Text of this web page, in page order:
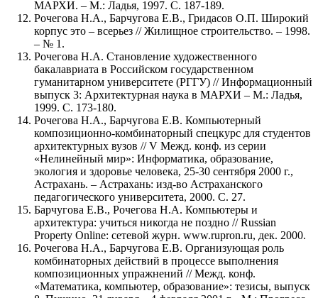
МАРХИ. – М.: Ладья, 1997. С. 187-189.
Рочегова Н.А., Барчугова Е.В., Гридасов О.П. Широкий
корпус это – всерьез // Жилищное строительство. – 1998.
– № 1.
Рочегова Н.А. Становление художественного
бакалавриата в Российском государственном
гуманитарном университете (РГГУ) // Информационный
выпуск 3: Архитектурная наука в МАРХИ – М.: Ладья,
1999. С. 173-180.
Рочегова Н.А., Барчугова Е.В. Компьютерный
композиционно-комбинаторный спецкурс для студентов
архитектурных вузов // V Межд. конф. из серии
«Нелинейный мир»: Информатика, образование,
экология и здоровье человека, 25-30 сентября 2000 г.,
Астрахань. – Астрахань: изд-во Астраханского
педагогического университета, 2000. С. 27.
Барчугова Е.В., Рочегова Н.А. Компьютеры и
архитектура: учиться никогда не поздно // Russian
Property Online: сетевой журн. www.rupron.ru, дек. 2000.
Рочегова Н.А., Барчугова Е.В. Организующая роль
комбинаторных действий в процессе выполнения
композиционных упражнений // Межд. конф.
«Математика, компьютер, образование»: тезисы, выпуск